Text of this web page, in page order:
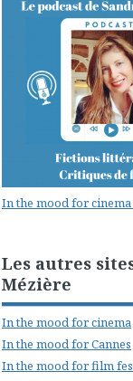
In the mood for cinema
Les autres
Mézière
In the mood for cinema
In the mood for Cannes
In the mood for film